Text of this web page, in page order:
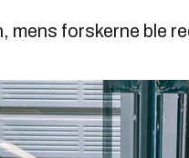
mens forskerne ble